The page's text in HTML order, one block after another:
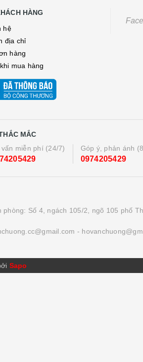
HÀNG
hệ
địa chỉ
hàng
mua hàng
MẮC
miễn phí (24/7)
Góp ý, phản ánh
0974205429
phòng: Số 4, ngách 105/2, ngõ 105 phố
-
Sapo